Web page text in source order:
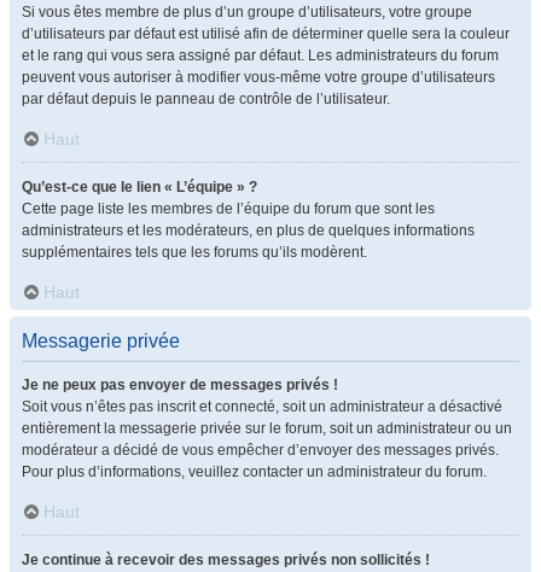
Si vous êtes membre de plus d’un groupe d’utilisateurs, votre groupe
d’utilisateurs par défaut est utilisé afin de déterminer quelle sera la couleur
et le rang qui vous sera assigné par défaut. Les administrateurs du forum
peuvent vous autoriser à modifier vous-même votre groupe d’utilisateurs
par défaut depuis le panneau de contrôle de l’utilisateur.
Haut
Qu’est-ce que le lien « L’équipe » ?
Cette page liste les membres de l’équipe du forum que sont les
administrateurs et les modérateurs, en plus de quelques informations
supplémentaires tels que les forums qu’ils modèrent.
Haut
Messagerie privée
Je ne peux pas envoyer de messages privés !
Soit vous n’êtes pas inscrit et connecté, soit un administrateur a désactivé
entièrement la messagerie privée sur le forum, soit un administrateur ou un
modérateur a décidé de vous empêcher d’envoyer des messages privés.
Pour plus d’informations, veuillez contacter un administrateur du forum.
Haut
Je continue à recevoir des messages privés non sollicités !